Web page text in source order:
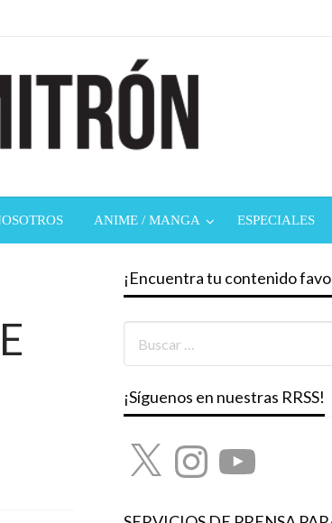
ANIME / MANGA ESPECIALES
¡Encuentra tu contenido
¡Síguenos en nuestras RRSS!
X InstagramYouTube